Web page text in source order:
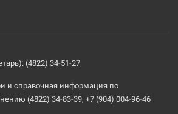
(4822) 34-51-27
и справочная информация по
(4822) 34-83-39, +7 (904) 004-96-46